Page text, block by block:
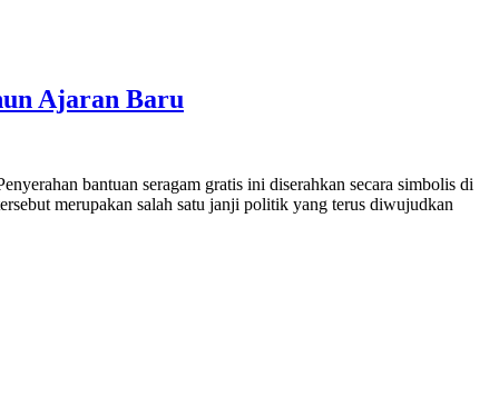
Ajaran Baru
bantuan seragam gratis ini diserahkan secara simbolis di
merupakan salah satu janji politik yang terus diwujudkan